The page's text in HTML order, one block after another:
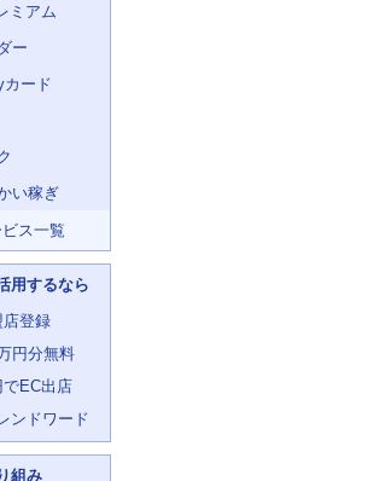
ミアム
ー
カード
い稼ぎ
ス一覧
用するなら
店登録
円分無料
EC出店
ンドワード
組み